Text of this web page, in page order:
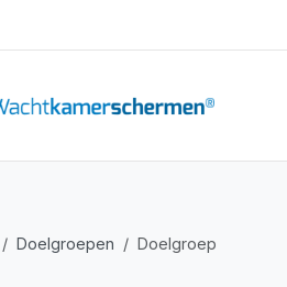
Doelgroepen Doelgroep